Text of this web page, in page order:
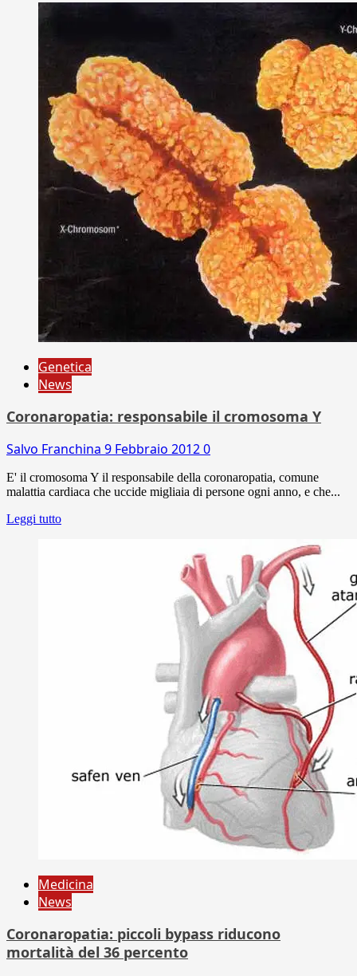
Genetica
News
Coronaropatia: responsabile il cromosoma Y
Salvo Franchina 9 Febbraio 20120
E' il cromosoma Y il responsabile della coronaropatia, comune
malattia cardiaca che uccide migliaia di persone ogni anno, e che...
Leggi tutto
Medicina
News
Coronaropatia: piccoli bypass riducono
mortalità del 36 percento